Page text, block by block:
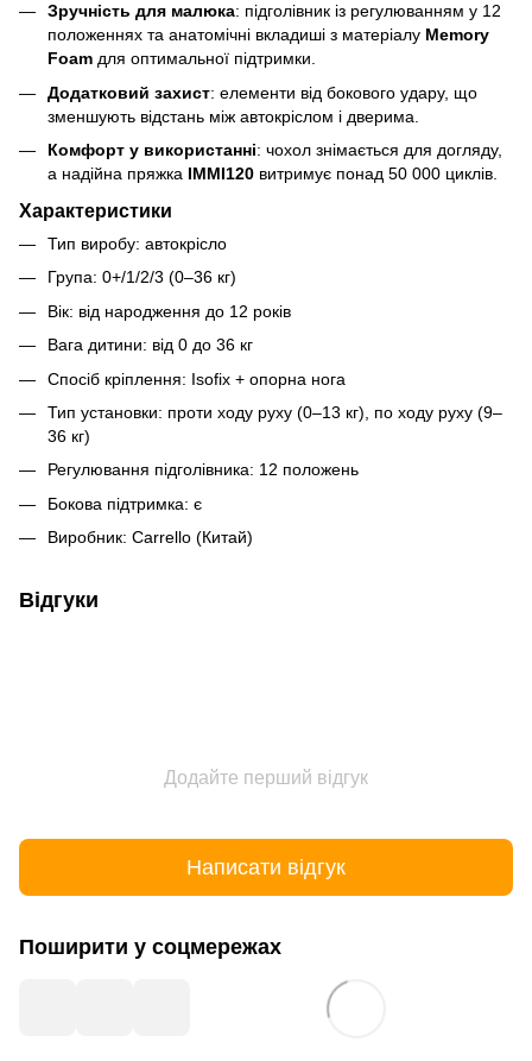
Зручність для малюка: підголівник із регулюванням у 12
положеннях та анатомічні вкладиші з матеріалу Memory
Foam для оптимальної підтримки.
Додатковий захист: елементи від бокового удару, що
зменшують відстань між автокріслом і дверима.
Комфорт у використанні: чохол знімається для догляду,
а надійна пряжка IMMI120 витримує понад 50 000 циклів.
Характеристики
Тип виробу: автокрісло
Група: 0+/1/2/3 (0–36 кг)
Вік: від народження до 12 років
Вага дитини: від 0 до 36 кг
Спосіб кріплення: Isofix + опорна нога
Тип установки: проти ходу руху (0–13 кг), по ходу руху (9–
36 кг)
Регулювання підголівника: 12 положень
Бокова підтримка: є
Виробник: Carrello (Китай)
Відгуки
Додайте перший відгук
Написати відгук
Поширити у соцмережах